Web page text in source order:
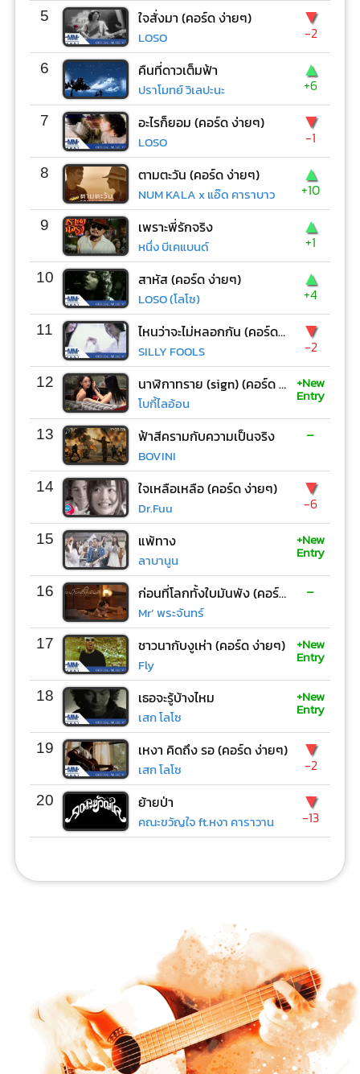
5 ใจสั่งมา (คอร์ด ง่ายๆ)
LOSO
▼
-2
6 คืนที่ดาวเต็มฟ้า
ปราโมทย์ วิเลปะนะ
▲
+6
7 อะไรก็ยอม (คอร์ด ง่ายๆ)
LOSO
▼
-1
8 ตามตะวัน (คอร์ด ง่ายๆ)
NUM KALA x แอ๊ด คาราบาว
▲
+10
9 เพราะพี่รักจริง
หนึ่ง บีเคแบนด์
▲
+1
10 สาหัส (คอร์ด ง่ายๆ)
LOSO (โลโซ)
▲
+4
11 ไหนว่าจะไม่หลอกกัน (คอร์ด ง่ายๆ)
SILLY FOOLS
▼
-2
12 นาฬิกาทราย (sign) (คอร์ด ง่ายๆ)
โบกี้ไลอ้อน
+New
Entry
13 ฟ้าสีครามกับความเป็นจริง
BOVINI
-
14 ใจเหลือเหลือ (คอร์ด ง่ายๆ)
Dr.Fuu
▼
-6
15 แพ้ทาง
ลาบานูน
+New
Entry
16 ก่อนที่โลกทั้งใบมันพัง (คอร์ด ง่ายๆ)
Mr’ พระจันทร์
-
17 ชาวนากับงูเห่า (คอร์ด ง่ายๆ)
Fly
+New
Entry
18 เธอจะรู้บ้างไหม
เสก โลโซ
+New
Entry
19 เหงา คิดถึง รอ (คอร์ด ง่ายๆ)
เสก โลโซ
▼
-2
20 ย้ายป่า
คณะขวัญใจ ft.หงา คาราวาน
▼
-13